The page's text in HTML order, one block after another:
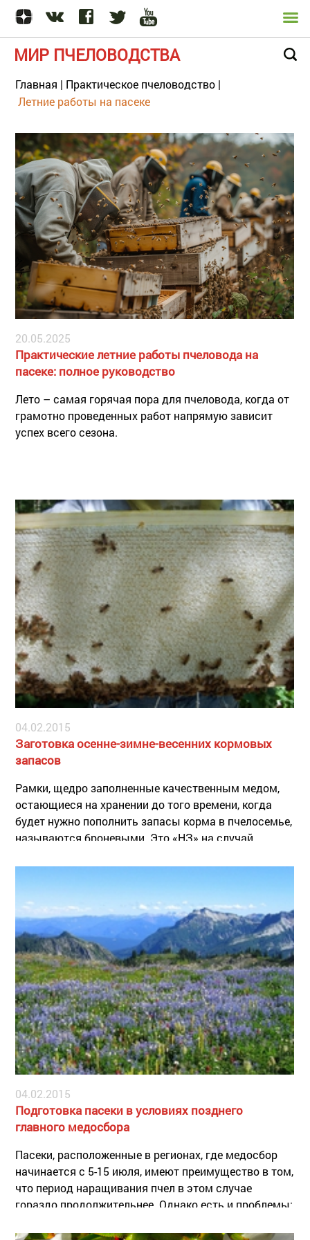
МИР ПЧЕЛОВОДСТВА
Главная | Практическое пчеловодство |
Летние работы на пасеке
20.05.2025
Практические летние работы пчеловода на
пасеке: полное руководство
Лето – самая горячая пора для пчеловода, когда от
грамотно проведенных работ напрямую зависит
успех всего сезона.
04.02.2015
Заготовка осенне-зимне-весенних кормовых
запасов
Рамки, щедро заполненные качественным медом,
остающиеся на хранении до того времени, когда
будет нужно пополнить запасы корма в пчелосемье,
называются броневыми. Это «НЗ» на случай,
медосбора в результате засухи или слишком сырой
04.02.2015
Подготовка пасеки в условиях позднего
главного медосбора
Пасеки, расположенные в регионах, где медосбор
начинается с 5-15 июля, имеют преимущество в том,
что период наращивания пчел в этом случае
гораздо продолжительнее. Однако есть и проблемы: